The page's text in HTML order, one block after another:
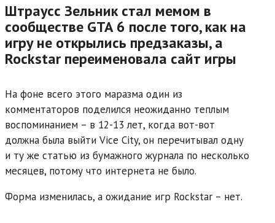
Штраусс Зельник стал мемом в
сообществе GTA 6 после того, как на
игру не открылись предзаказы, а
Rockstar переименовала сайт игры
На фоне всего этого маразма один из
комментаторов поделился неожиданно теплым
воспоминанием – в 12-13 лет, когда вот-вот
должна была выйти Vice City, он перечитывал одну
и ту же статью из бумажного журнала по несколько
месяцев, потому что интернета не было.
Форма изменилась, а ожидание игр Rockstar – нет.